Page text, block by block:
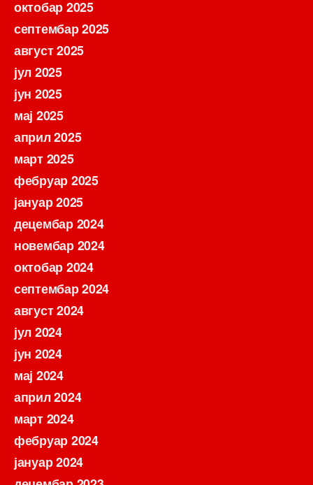
октобар 2025
септембар 2025
август 2025
јул 2025
јун 2025
мај 2025
април 2025
март 2025
фебруар 2025
јануар 2025
децембар 2024
новембар 2024
октобар 2024
септембар 2024
август 2024
јул 2024
јун 2024
мај 2024
април 2024
март 2024
фебруар 2024
јануар 2024